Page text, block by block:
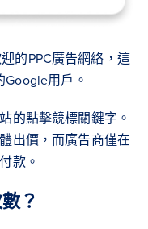
的PPC廣告網絡，這
用戶。
的點擊競標關鍵字。
出價，而廣告商僅在
款。
？